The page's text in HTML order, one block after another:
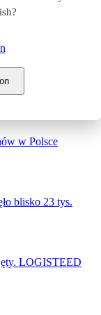
projektami
na naszym
w Polsce
blisko 23 tys.
LOGISTEED